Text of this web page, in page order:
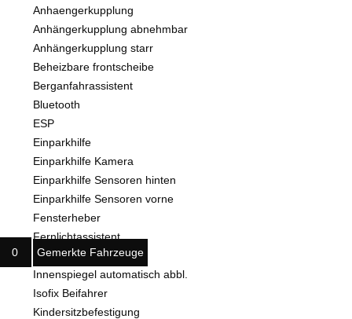
Anhaengerkupplung
Anhängerkupplung abnehmbar
Anhängerkupplung starr
Beheizbare frontscheibe
Berganfahrassistent
Bluetooth
ESP
Einparkhilfe
Einparkhilfe Kamera
Einparkhilfe Sensoren hinten
Einparkhilfe Sensoren vorne
Fensterheber
Fernlichtassistent
Freisprecheinrichtung
Innenspiegel automatisch abbl.
Isofix Beifahrer
Kindersitzbefestigung
0 Gemerkte Fahrzeuge